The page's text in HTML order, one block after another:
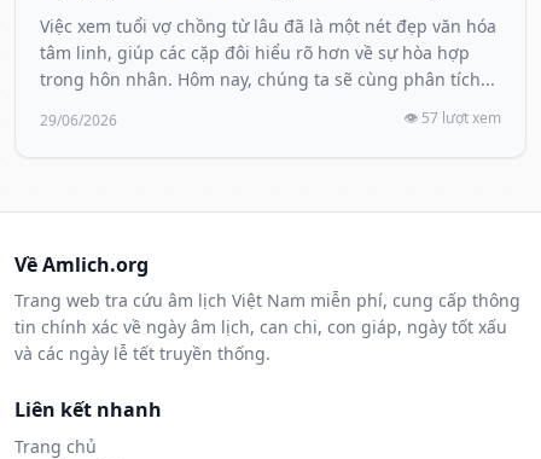
Việc xem tuổi vợ chồng từ lâu đã là một nét đẹp văn hóa
tâm linh, giúp các cặp đôi hiểu rõ hơn về sự hòa hợp
trong hôn nhân. Hôm nay, chúng ta sẽ cùng phân tích...
29/06/2026 👁️ 57 lượt xem
Về Amlich.org
Trang web tra cứu âm lịch Việt Nam miễn phí, cung cấp thông
tin chính xác về ngày âm lịch, can chi, con giáp, ngày tốt xấu
và các ngày lễ tết truyền thống.
Liên kết nhanh
Trang chủ